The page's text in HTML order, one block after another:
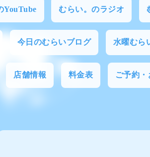
YouTube むらい。のラジオ
今日のむらいブログ 水曜むら
店舗情報 料金表 ご予約